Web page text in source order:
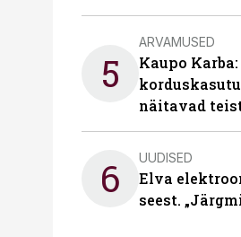
5
ARVAMUSED
Kaupo
näitavad
6 UUDISED
Elva
seest.